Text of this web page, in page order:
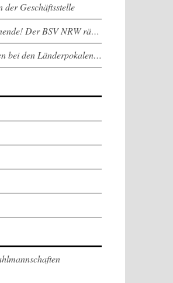
der Geschäftsstelle
Was für ein Pfingstwochenende! Der BSV NRW räumt bei den Länderpokalen ab
NRW-Auswahlteams siegen bei den Länderpokalen und dem Deutschlandcup an Pfingsten